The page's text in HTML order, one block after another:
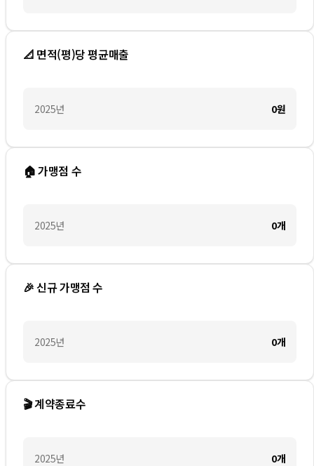
📐 면적(평)당 평균매출
2025년 0원
🏠 가맹점 수
2025년 0개
🎉 신규 가맹점 수
2025년 0개
🎬 계약종료수
2025년 0개